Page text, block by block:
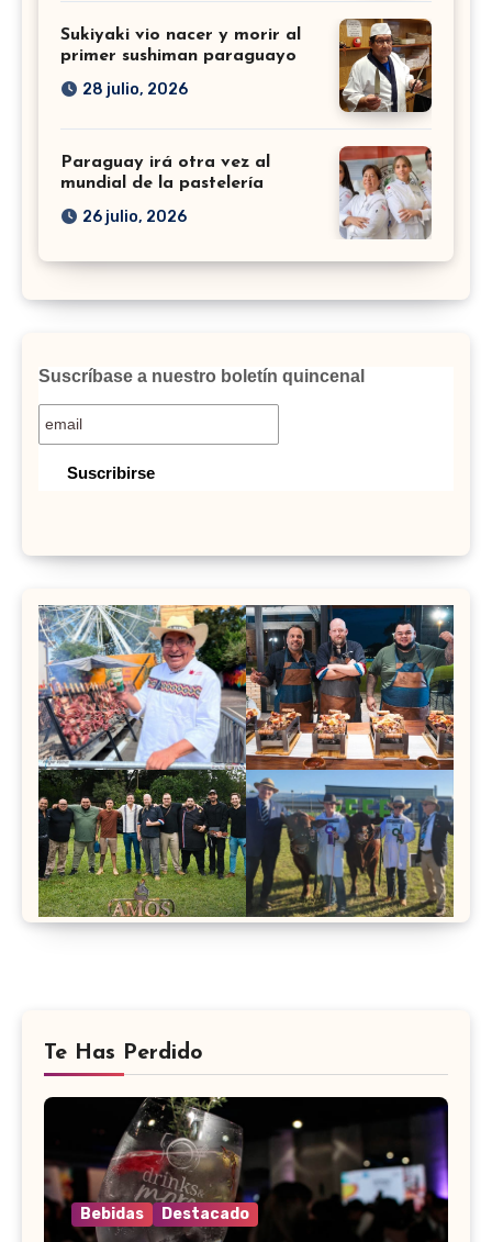
Sukiyaki vio nacer y morir al
primer sushiman paraguayo
28 julio, 2026
Paraguay irá otra vez al
mundial de la pastelería
26 julio, 2026
Suscríbase a nuestro boletín quincenal
Te Has Perdido
Bebidas Destacado